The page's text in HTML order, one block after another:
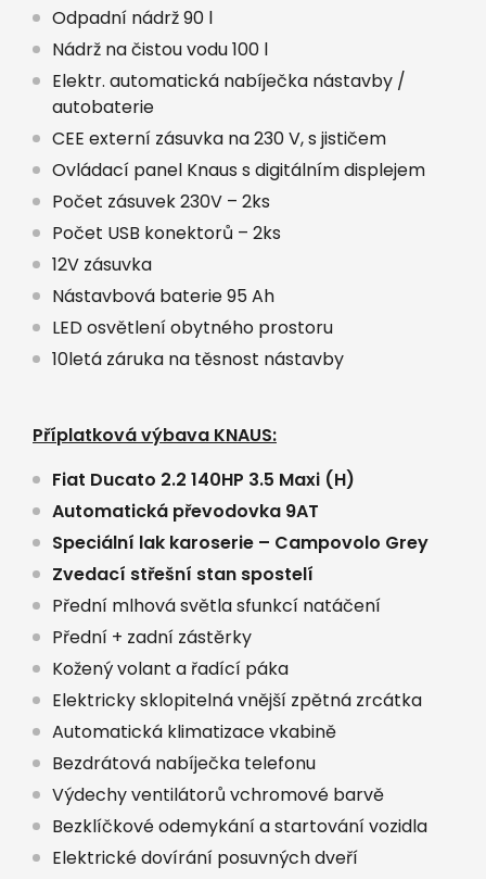
Odpadní nádrž 90 l
Nádrž na čistou vodu 100 l
Elektr. automatická nabíječka nástavby /
autobaterie
CEE externí zásuvka na 230 V, s jističem
Ovládací panel Knaus s digitálním displejem
Počet zásuvek 230V – 2ks
Počet USB konektorů – 2ks
12V zásuvka
Nástavbová baterie 95 Ah
LED osvětlení obytného prostoru
10letá záruka na těsnost nástavby
Příplatková výbava KNAUS:
Fiat Ducato 2.2 140HP 3.5 Maxi (H)
Automatická převodovka 9AT
Speciální lak karoserie – Campovolo Grey
Zvedací střešní stan spostelí
Přední mlhová světla sfunkcí natáčení
Přední + zadní zástěrky
Kožený volant a řadící páka
Elektricky sklopitelná vnější zpětná zrcátka
Automatická klimatizace vkabině
Bezdrátová nabíječka telefonu
Výdechy ventilátorů vchromové barvě
Bezklíčkové odemykání a startování vozidla
Elektrické dovírání posuvných dveří